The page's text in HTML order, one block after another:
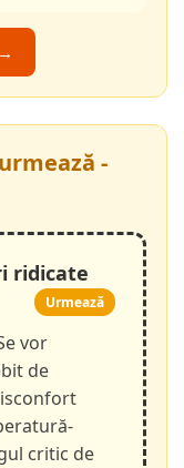
-
ridicate
Urmează
vor
de
critic de